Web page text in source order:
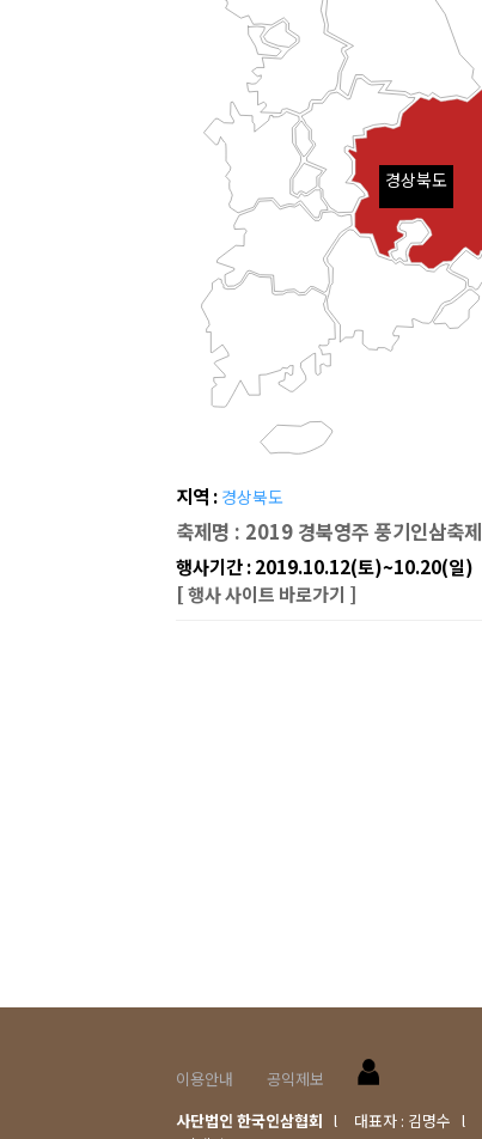
경상북도
지역 : 경상북도
축제명 : 2019 경북영주 풍기인삼축제
행사기간 : 2019.10.12(토)~10.20(일)
[ 행사 사이트 바로가기 ]
이용안내
공익제보
사단법인 한국인삼협회 l 대표자 : 김명수 l